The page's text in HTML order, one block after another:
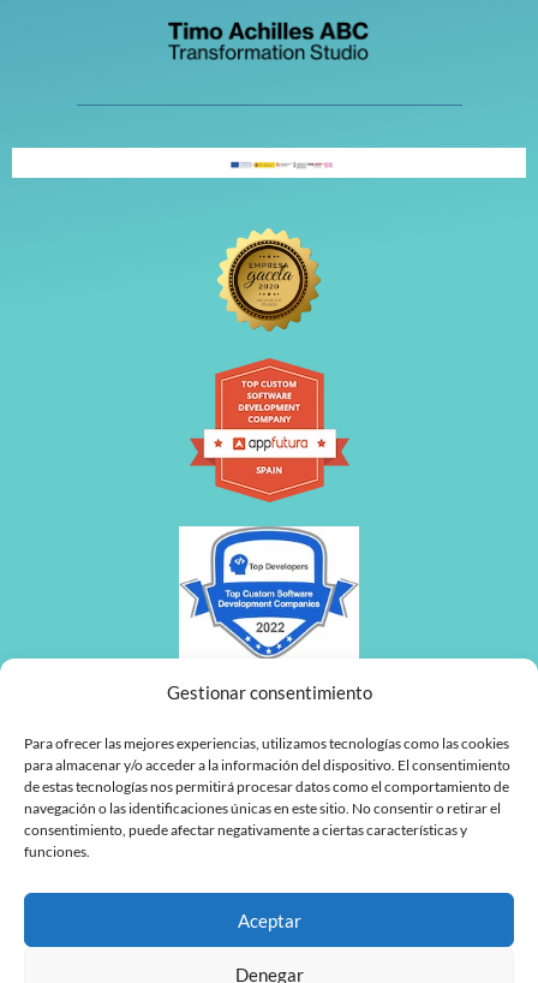
Gestionar consentimiento
Para ofrecer las mejores experiencias, utilizamos tecnologías como las cookies
para almacenar y/o acceder a la información del dispositivo. El consentimiento
de estas tecnologías nos permitirá procesar datos como el comportamiento de
navegación o las identificaciones únicas en este sitio. No consentir o retirar el
consentimiento, puede afectar negativamente a ciertas características y
funciones.
Aceptar
Denegar